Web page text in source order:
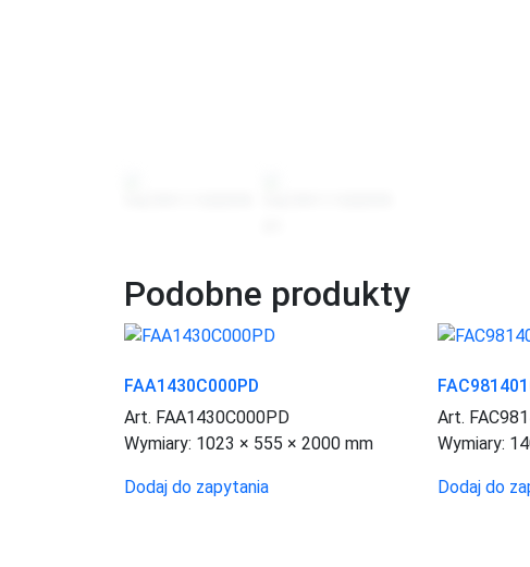
Podobne produkty
FAA1430C000PD
Art. FAA1430C000PD
Wymiary: 1023 × 555 × 2000 mm
Dodaj do zapytania
Art.
Wymiary:
Dodaj do